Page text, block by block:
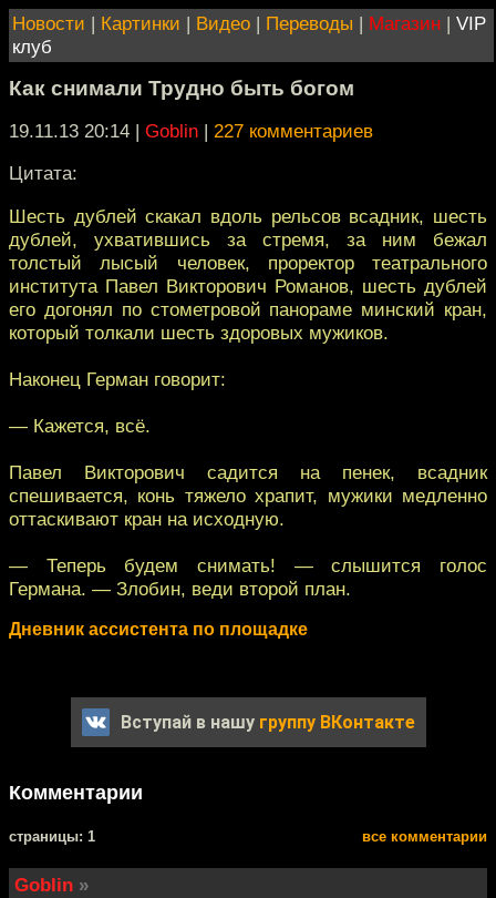
Новости | Картинки | Видео | Переводы | Магазин | VIP
клуб
Как снимали Трудно быть богом
19.11.13 20:14 | Goblin | 227 комментариев
Цитата:
Шесть дублей скакал вдоль рельсов всадник, шесть
дублей, ухватившись за стремя, за ним бежал
толстый лысый человек, проректор театрального
института Павел Викторович Романов, шесть дублей
его догонял по стометровой панораме минский кран,
который толкали шесть здоровых мужиков.
Наконец Герман говорит:
— Кажется, всё.
Павел Викторович садится на пенек, всадник
спешивается, конь тяжело храпит, мужики медленно
оттаскивают кран на исходную.
— Теперь будем снимать! — слышится голос
Германа. — Злобин, веди второй план.
Дневник ассистента по площадке
Вступай в нашу группу ВКонтакте
Комментарии
cтраницы: 1 все комментарии
Goblin »